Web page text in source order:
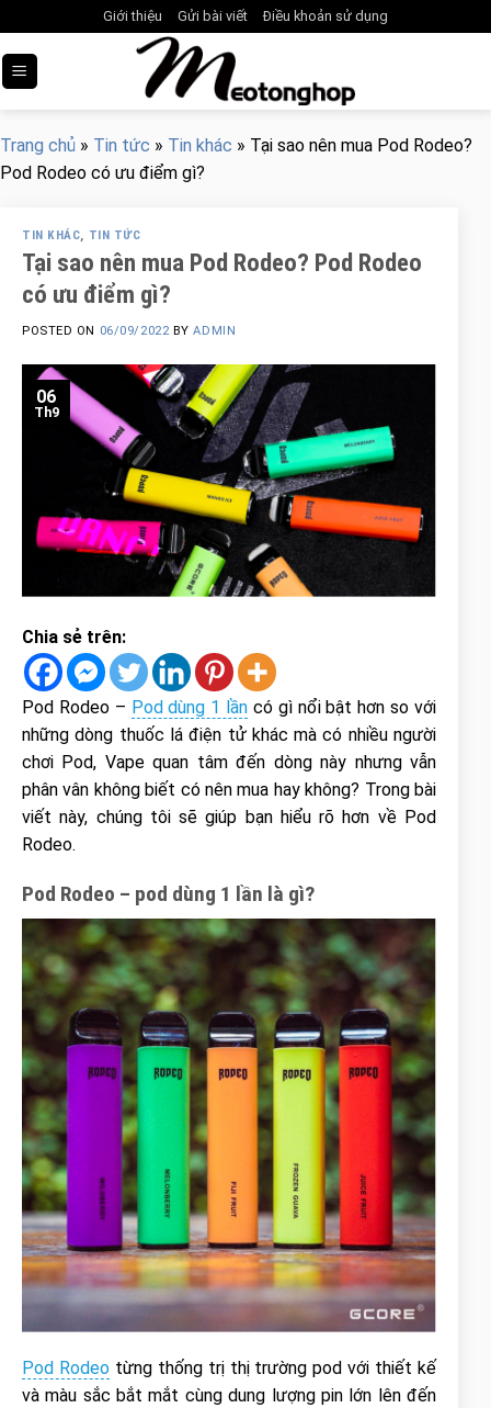
to
content
Giới thiệu Gửi bài viết Điều khoản sử dụng
Trang chủ » Tin tức » Tin khác » Tại sao nên mua Pod Rodeo?
Pod Rodeo có ưu điểm gì?
TIN KHÁC, TIN TỨC
Tại sao nên mua Pod Rodeo? Pod Rodeo
có ưu điểm gì?
POSTED ON 06/09/2022 BYADMIN
06
Th9
Chia sẻ trên:
Pod Rodeo – Pod dùng 1 lần có gì nổi bật hơn so với
những dòng thuốc lá điện tử khác mà có nhiều người
chơi Pod, Vape quan tâm đến dòng này nhưng vẫn
phân vân không biết có nên mua hay không? Trong bài
viết này, chúng tôi sẽ giúp bạn hiểu rõ hơn về Pod
Rodeo.
Pod Rodeo – pod dùng 1 lần là gì?
Pod Rodeotừng thống trị thị trường pod với thiết kế
và màu sắc bắt mắt cùng dung lượng pin lớn lên đến